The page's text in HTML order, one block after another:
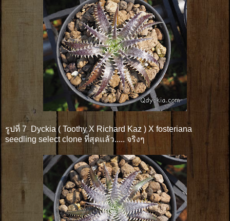
รูปที่ 7 Dyckia ( Toothy X Richard Kaz ) X fosteriana
seedling select clone ที่สุดแล้ว..... จริงๆ